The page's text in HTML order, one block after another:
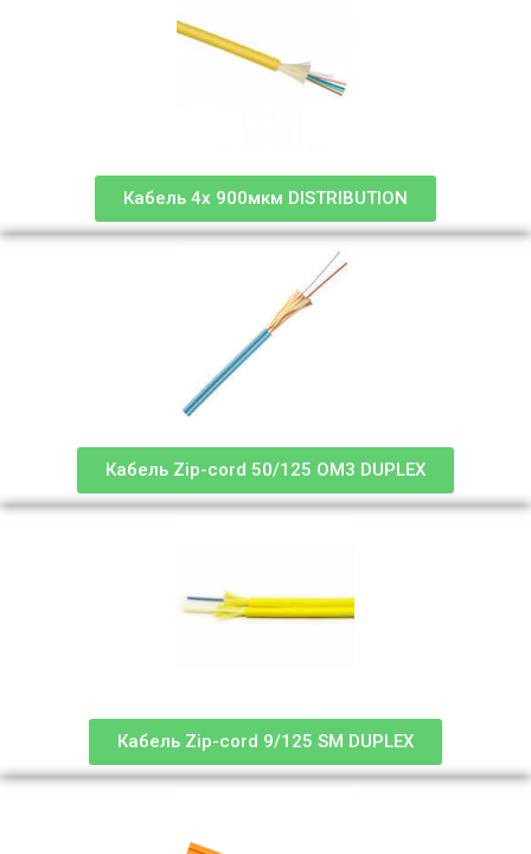
Кабель 4х 900мкм DISTRIBUTION
Кабель Zip-cord 50/125 OM3 DUPLEX
Кабель Zip-cord 9/125 SM DUPLEX